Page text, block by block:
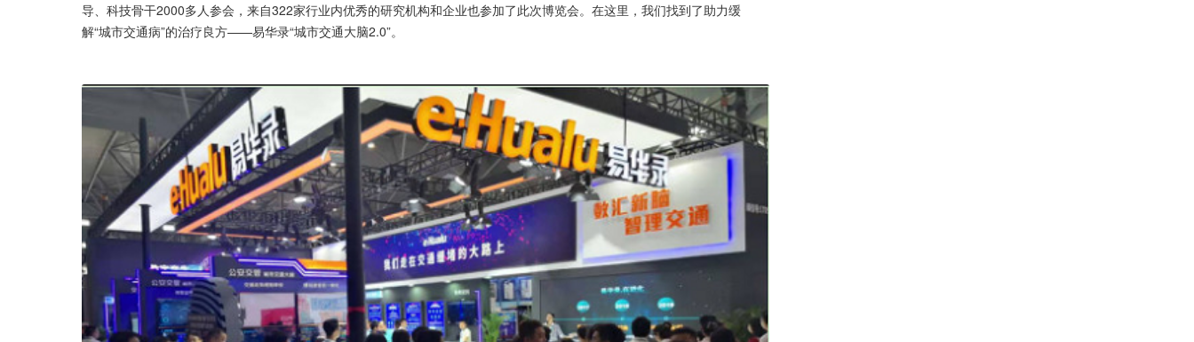
导、科技骨干2000多人参会，来自322家行业内优秀的研究机构和企业也参加了此次博览会。在这里，我们找到了助力缓
解“城市交通病”的治疗良方——易华录“城市交通大脑2.0”。